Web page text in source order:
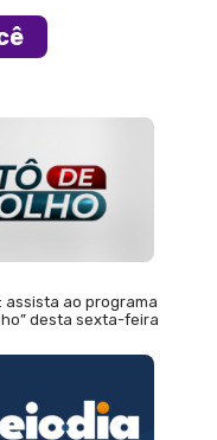
assista ao programa
desta sexta-feira